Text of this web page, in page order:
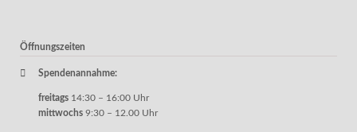
Öffnungszeiten
Spendenannahme:
freitags 14:30 – 16:00 Uhr
mittwochs 9:30 – 12.00 Uhr